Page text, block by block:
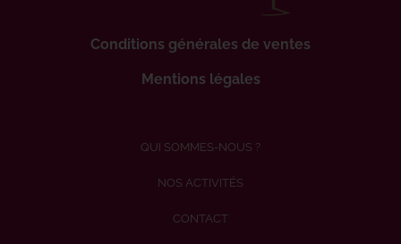
Conditions générales de ventes
Mentions légales
QUI SOMMES-NOUS ?
NOS ACTIVITÉS
CONTACT